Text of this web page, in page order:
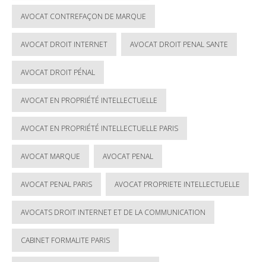
AVOCAT CONTREFAÇON DE MARQUE
AVOCAT DROIT INTERNET AVOCAT DROIT PENAL SANTE
AVOCAT DROIT PÉNAL
AVOCAT EN PROPRIÉTÉ INTELLECTUELLE
AVOCAT EN PROPRIÉTÉ INTELLECTUELLE PARIS
AVOCAT MARQUE AVOCAT PENAL
AVOCAT PENAL PARIS AVOCAT PROPRIETE INTELLECTUELLE
AVOCATS DROIT INTERNET ET DE LA COMMUNICATION
CABINET FORMALITE PARIS